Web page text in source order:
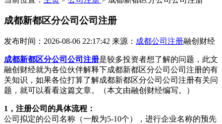
成都新都区分公司公司注册
发布时间：2026-08-06 22:17:42 来源： 成都公司注册融创财经
成都新都区分公司公司注册是较多投资者想了解的问题，此文
融创财经就为各位伙伴解释下成都新都区分公司公司注册的有
关知识，如果各位打算了解成都新都区分公司公司注册有关问
题，就可以看看这篇文章。（本文由融创财经编写。）
1，注册公司的具体流程：
公司拟定的公司名称（一般为5-10个），进行企业名称的预先